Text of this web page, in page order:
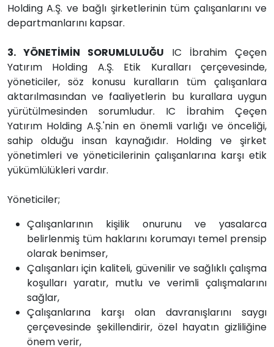
Holding A.Ş. ve bağlı şirketlerinin tüm çalışanlarını ve
departmanlarını kapsar.
3. YÖNETİMİN SORUMLULUĞU IC İbrahim Çeçen
Yatırım Holding A.Ş. Etik Kuralları çerçevesinde,
yöneticiler, söz konusu kuralların tüm çalışanlara
aktarılmasından ve faaliyetlerin bu kurallara uygun
yürütülmesinden sorumludur. IC İbrahim Çeçen
Yatırım Holding A.Ş.'nin en önemli varlığı ve önceliği,
sahip olduğu insan kaynağıdır. Holding ve şirket
yönetimleri ve yöneticilerinin çalışanlarına karşı etik
yükümlülükleri vardır.
Yöneticiler;
Çalışanlarının kişilik onurunu ve yasalarca
belirlenmiş tüm haklarını korumayı temel prensip
olarak benimser,
Çalışanları için kaliteli, güvenilir ve sağlıklı çalışma
koşulları yaratır, mutlu ve verimli çalışmalarını
sağlar,
Çalışanlarına karşı olan davranışlarını saygı
çerçevesinde şekillendirir, özel hayatın gizliliğine
önem verir,